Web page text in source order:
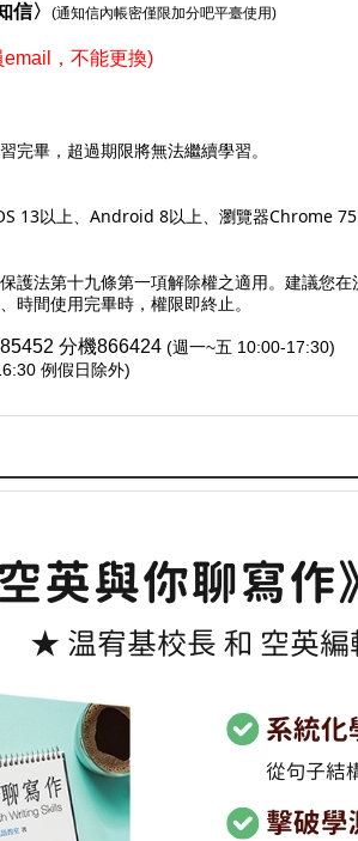
信〉 (通知信內帳密僅限加分吧平臺使用)
，不能更換)
完畢，超過期限將無法繼續學習。
13以上、Android 8以上、瀏覽器Chrome
法第十九條第一項解除權之適用。建議您
時間使用完畢時，權限即終止。
分機866424 (週一~五 10:00-17:30)
例假日除外)